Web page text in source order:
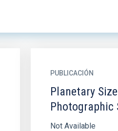
PUBLICACIÓN
Planetary
Photographic
Not Available